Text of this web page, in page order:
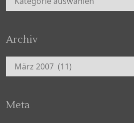
Archiv
Archiv
Meta